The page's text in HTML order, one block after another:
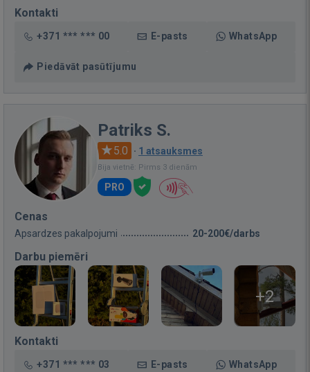
Kontakti
+371 *** *** 00 E-pasts WhatsApp
Piedāvāt pasūtījumu
Patriks S.
5.0 · 1 atsauksmes
Bija vietnē: Pirms 3 dienām
PRO
Cenas
Apsardzes pakalpojumi 20-200€/darbs
Darbu piemēri
+2
Kontakti
+371 *** *** 03 E-pasts WhatsApp